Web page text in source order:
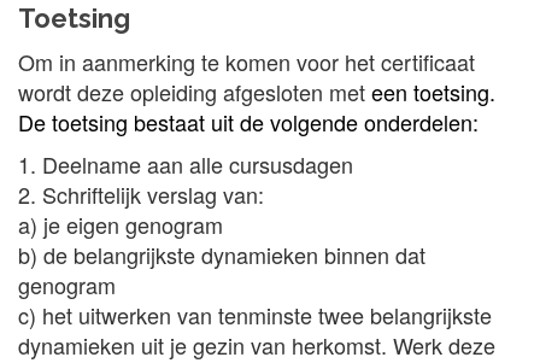
Toetsing
Om in aanmerking te komen voor het certificaat
wordt deze opleiding afgesloten meteen toetsing.
De toetsing bestaat uit de volgende onderdelen:
1. Deelname aan alle cursusdagen
2. Schriftelijk verslag van:
a) je eigen genogram
b) de belangrijkste dynamieken binnen dat
genogram
c) het uitwerken van tenminste twee belangrijkste
dynamieken uit je gezin van herkomst. Werk deze